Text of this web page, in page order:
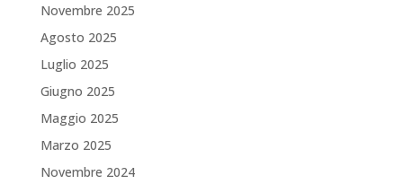
Novembre 2025
Agosto 2025
Luglio 2025
Giugno 2025
Maggio 2025
Marzo 2025
Novembre 2024